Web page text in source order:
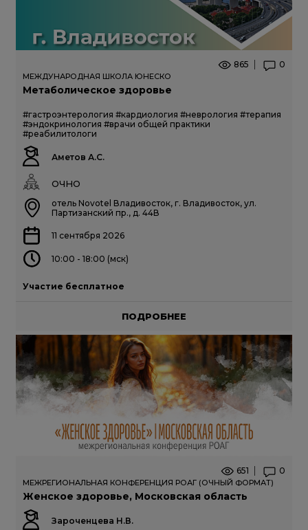
865 0
МЕЖДУНАРОДНАЯ ШКОЛА ЮНЕСКО
Метаболическое здоровье
#гастроэнтерология #кардиология #неврология #терапия
#эндокринология #врачи общей практики
#реабилитологи
Аметов А.С.
ОЧНО
отель Novotel Владивосток, г. Владивосток, ул.
Партизанский пр., д. 44В
11 сентября 2026
10:00 - 18:00 (мск)
Участие бесплатное
ПОДРОБНЕЕ
651 0
МЕЖРЕГИОНАЛЬНАЯ КОНФЕРЕНЦИЯ РОАГ (ОЧНЫЙ ФОРМАТ)
Женское здоровье, Московская область
Зароченцева Н.В.